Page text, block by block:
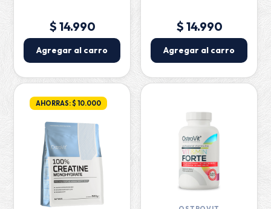
$ 14.990
Agregar al carro
$ 14.990
Agregar al carro
AHORRAS: $ 10.000